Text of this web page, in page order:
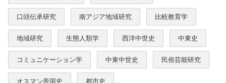
口頭伝承研究 南アジア地域研究 比較教育学
地域研究 生態人類学 西洋中世史 中東史
コミュニケーション学 中東中世史 民俗芸能研究
オスマン帝国史 都市史